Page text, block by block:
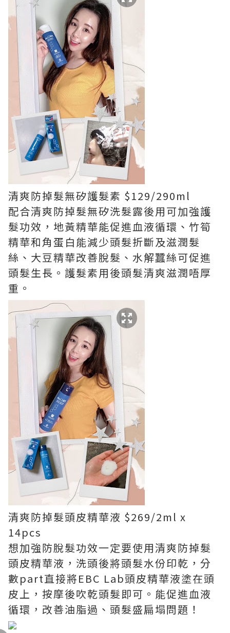
清爽防掉髮無矽護髮素 $129/290ml
配合清爽防掉髮無矽洗髮露後用可加強護
髮功效，地黃精華能促進血液循環、竹筍
精華和角蛋白能減少頭髮折斷及滋潤髮
絲、大豆精華改善脫髮、水解蠶絲可促進
頭髮生長。護髮素用後頭髮清爽滋潤唔厚
重。
清爽防掉髮頭皮精華液 $269/2ml x
14pcs
想加強防脫髮功效一定要使用清爽防掉髮
頭皮精華液，洗頭後將頭髮水份印乾，分
數part直接將EBC Lab頭皮精華液塗在頭
皮上，按摩後吹乾頭髮即可。能促進血液
循環，改善油脂過、頭髮盛扁塌問題！